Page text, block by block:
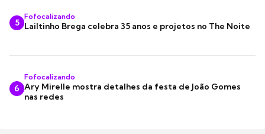
5
Fofocalizando
Lailtinho Brega celebra 35 anos e projetos no The Noite
6
Fofocalizando
Ary Mirelle mostra detalhes da festa de João Gomes
nas redes